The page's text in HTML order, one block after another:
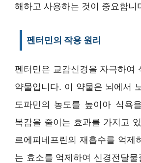
해하고 사용하는 것이 중요합니
펜터민의 작용 원리
펜터민은 교감신경을 자극하여
약물입니다. 이 약물은 뇌에서
도파민의 농도를 높이아 식욕
복감을 줄이는 효과를 가지고
르에피네프린의 재흡수를 억제
는 효소를 억제하여 신경전달